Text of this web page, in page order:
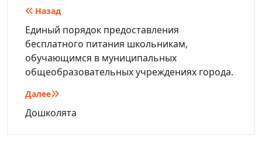
Навигация
по
записям
Назад
Единый порядок предоставления
бесплатного питания школьникам,
обучающимся в муниципальных
общеобразовательных учреждениях города.
Далее
Дошколята